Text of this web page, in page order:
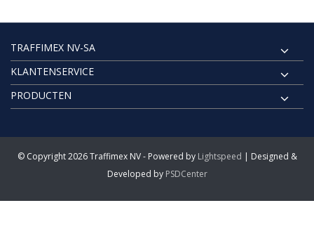
TRAFFIMEX NV-SA
KLANTENSERVICE
PRODUCTEN
© Copyright 2026 Traffimex NV - Powered by Lightspeed | Designed &
Developed by PSDCenter